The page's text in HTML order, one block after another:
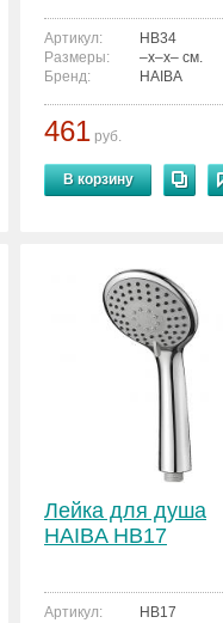
Артикул:
HB34
Размеры:
–x–x– см.
Бренд:
HAIBA
461 руб.
В корзину
Лейка для душа
HAIBA HB17
Артикул:
HB17